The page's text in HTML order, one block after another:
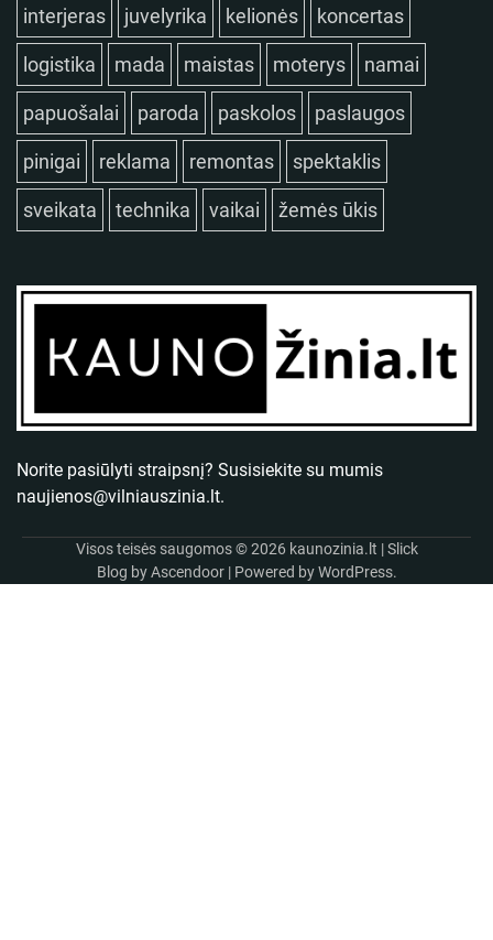
interjeras juvelyrika kelionės koncertas
logistika mada maistas moterys namai
papuošalai paroda paskolos paslaugos
pinigai reklama remontas spektaklis
sveikata technika vaikai žemės ūkis
Norite pasiūlyti straipsnį? Susisiekite su mumis
naujienos@vilniauszinia.lt.
Visos teisės saugomos © 2026 kaunozinia.lt | Slick
Blog byAscendoor| Powered byWordPress.